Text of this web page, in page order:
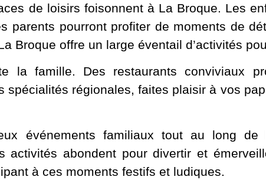
de loisirs foisonnent à La Broque. Les
parents pourront profiter de moments de
Broque offre un large éventail d’activités
la famille. Des restaurants conviviaux
régionales, faites plaisir à vos
événements familiaux tout au long de
abondent pour divertir et
à ces moments festifs et ludiques.